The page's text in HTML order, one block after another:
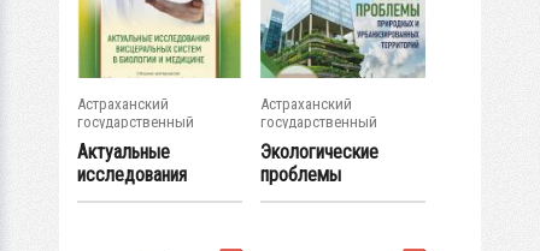
Астраханский
государственный
университет
Актуальные
исследования
висцеральных
Астраханский
государственный
университет
Экологические
проблемы
природных и...